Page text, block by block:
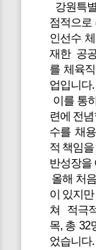
강원특
점적으로
인선수
재한 공
를 체육
업입니다.
이를 통
련에 전
수를 채
적 책임
반성장을
올해 처
이 있지
쳐 적극
목, 총 32
었습니다.